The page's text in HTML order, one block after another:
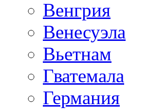
Венгрия
Венесуэла
Вьетнам
Гватемала
Германия